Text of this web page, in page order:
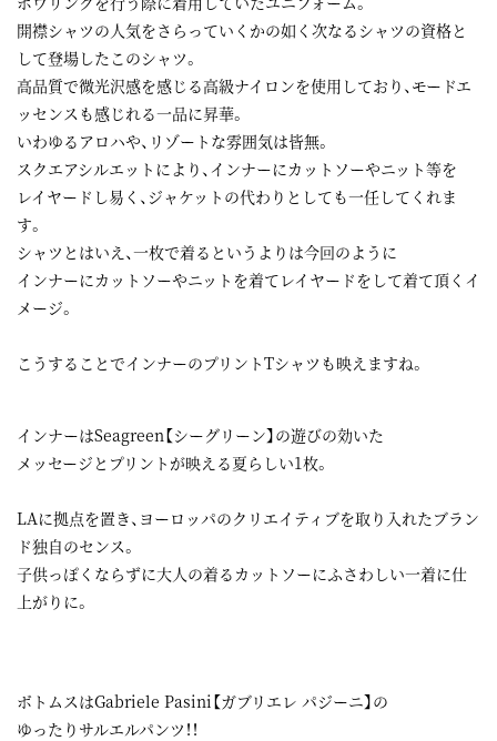
開襟シャツの人気をさらっていくかの如く次なるシャツの資格と
して登場したこのシャツ。
高品質で微光沢感を感じる高級ナイロンを使用しており、モードエ
ッセンスも感じれる一品に昇華。
いわゆるアロハや、リゾートな雰囲気は皆無。
スクエアシルエットにより、インナーにカットソーやニット等を
レイヤードし易く、ジャケットの代わりとしても一任してくれま
す。
シャツとはいえ、一枚で着るというよりは今回のように
インナーにカットソーやニットを着てレイヤードをして着て頂くイ
メージ。
こうすることでインナーのプリントTシャツも映えますね。
インナーはSeagreen【シーグリーン】の遊びの効いた
メッセージとプリントが映える夏らしい1枚。
LAに拠点を置き、ヨーロッパのクリエイティブを取り入れたブラン
ド独自のセンス。
子供っぽくならずに大人の着るカットソーにふさわしい一着に仕
上がりに。
ボトムスはGabriele Pasini【ガブリエレ パジーニ】の
ゆったりサルエルパンツ！！